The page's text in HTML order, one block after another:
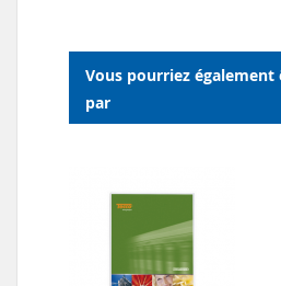
D’ENVIE
Vous pourriez également
par